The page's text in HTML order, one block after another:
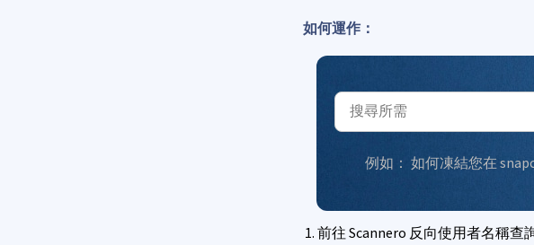
如何運作：
例如： 如何凍結您在
前往 Scannero 反向使用者名稱查